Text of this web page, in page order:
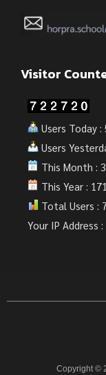
Visitor
Users Today :
Users
This Month :
This Year :
Total Users :
Your IP Address
Copyright ©